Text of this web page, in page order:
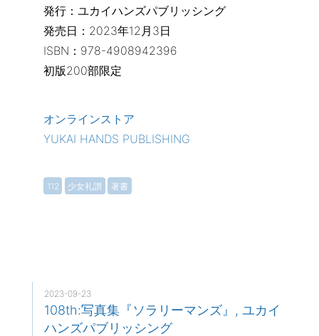
発行：ユカイハンズパブリッシング
発売日：2023年12月3日
ISBN：978-4908942396
初版200部限定
オンラインストア
YUKAI HANDS PUBLISHING
112 少女礼讃 著書
2023-09-23
108th:写真集『ソラリーマンズ』, ユカイ
ハンズパブリッシング